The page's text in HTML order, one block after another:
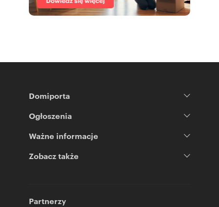
Domiporta
Ogłoszenia
Ważne informacje
Zobacz także
Partnerzy